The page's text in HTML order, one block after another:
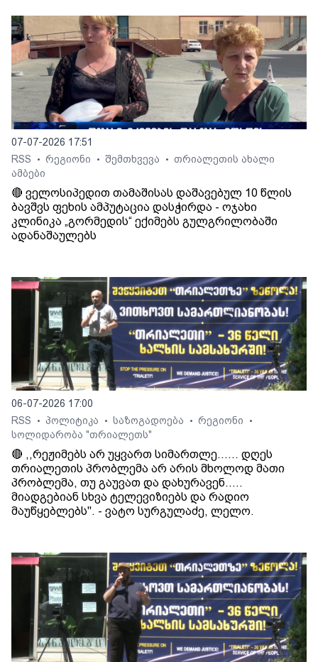
07-07-2026 17:51
RSS
• რეგიონი • შემთხვევა • თრიალეთის ახალი
ამბები
🔴 ველოსიპედით თამაშისას დაშავებულ 10 წლის
ბავშვს ფეხის ამპუტაცია დასჭირდა - ოჯახი
კლინიკა „გორმედის“ ექიმებს გულგრილობაში
ადანაშაულებს
06-07-2026 17:00
RSS
• პოლიტიკა • საზოგადოება • რეგიონი •
სოლიდარობა "თრიალეთს"
🔴 ,,რეჟიმებს არ უყვართ სიმართლე...... დღეს
თრიალეთის პრობლემა არ არის მხოლოდ მათი
პრობლემა, თუ გაუვათ და დახურავენ.....
მიადგებიან სხვა ტელევიზიებს და რადიო
მაუწყებლებს". - ვატო სურგულაძე, ლელო.